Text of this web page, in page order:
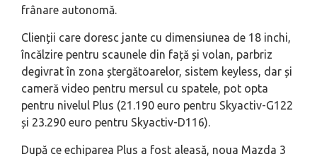
frânare autonomă.
Clienții care doresc jante cu dimensiunea de 18 inchi,
încălzire pentru scaunele din față și volan, parbriz
degivrat în zona ștergătoarelor, sistem keyless, dar și
cameră video pentru mersul cu spatele, pot opta
pentru nivelul Plus (21.190 euro pentru Skyactiv-G122
și 23.290 euro pentru Skyactiv-D116).
După ce echiparea Plus a fost aleasă, noua Mazda 3